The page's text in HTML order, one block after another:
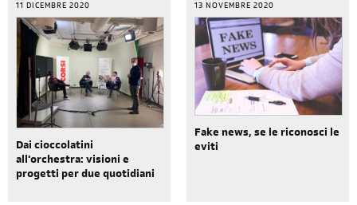
11 DICEMBRE 2020
Dai cioccolatini
all'orchestra: visioni e
progetti per due quotidiani
13 NOVEMBRE 2020
Fake news, se le riconosci le
eviti